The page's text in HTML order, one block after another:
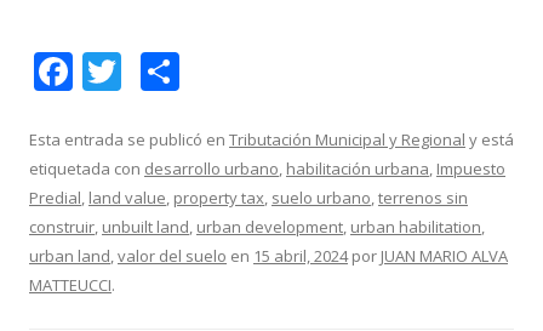
F
e
b
o
o
k
T
itt
er
m
p
ar
ti
Esta entrada se publicó en Tributación Municipal y Regional y está
etiquetada con desarrollo urbano, habilitación urbana, Impuesto
Predial, land value, property tax, suelo urbano,terrenos sin
construir, unbuilt land, urban development, urban habilitation,
urban land,valor del suelo en 15 abril, 2024por JUAN MARIO ALVA
MATTEUCCI.